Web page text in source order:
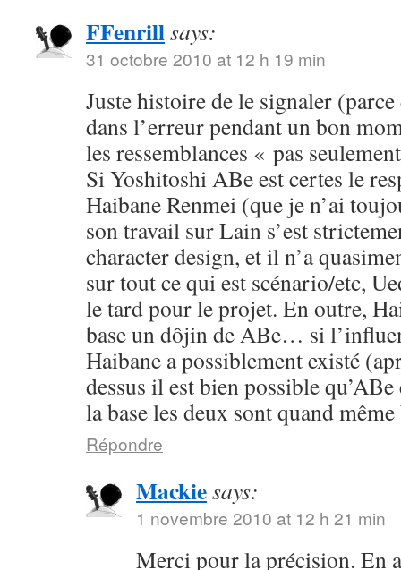
FFenrillsays:
31 octobre 2010 at 12 h 19 min
Juste histoire de le signaler
dans l’erreur pendant un bon
les ressemblances « pas
Si Yoshitoshi ABe est certes le
Haibane Renmei (que je n’ai
son travail sur Lain s’est
character design, et il n’a
sur tout ce qui est scénario/etc,
le tard pour le projet. En outre,
base un dôjin de ABe… si
Haibane a possiblement existé
dessus il est bien possible
la base les deux sont quand
Répondre
Mackiesays:
1 novembre 2010 at 12 h 21 min
Merci pour la précision. En